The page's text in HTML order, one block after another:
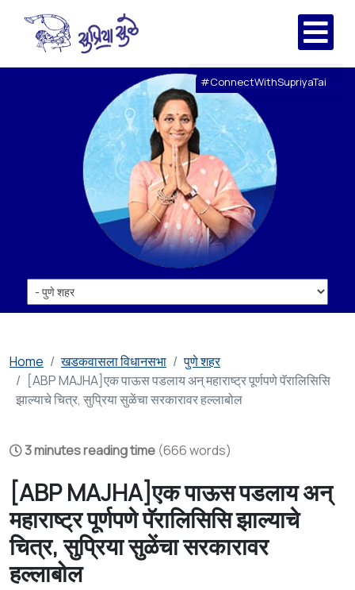
#ConnectWithSupriyaTai
Home खडकवासला विधानसभा
पुणे शहर
[ABP MAJHA]एक पाऊस पडलाय अन् महाराष्ट्र पूर्णपणे पॅरालिसिसि
झाल्याचे चित्र, सुप्रिया सुळेंचा सरकारावर हल्लाबोल
3 minutes reading time (666 words)
[ABP MAJHA]एक पाऊस पडलाय अन्
महाराष्ट्र पूर्णपणे पॅरालिसिसि झाल्याचे
चित्र, सुप्रिया सुळेंचा सरकारावर
हल्लाबोल